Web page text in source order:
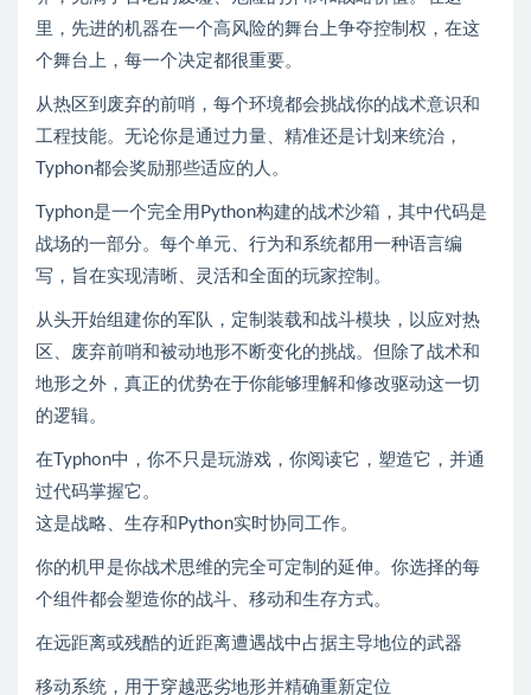
里，先进的机器在一个高风险的舞台上争夺控制权，在这
个舞台上，每一个决定都很重要。
从热区到废弃的前哨，每个环境都会挑战你的战术意识和
工程技能。无论你是通过力量、精准还是计划来统治，
Typhon都会奖励那些适应的人。
Typhon是一个完全用Python构建的战术沙箱，其中代码是
战场的一部分。每个单元、行为和系统都用一种语言编
写，旨在实现清晰、灵活和全面的玩家控制。
从头开始组建你的军队，定制装载和战斗模块，以应对热
区、废弃前哨和被动地形不断变化的挑战。但除了战术和
地形之外，真正的优势在于你能够理解和修改驱动这一切
的逻辑。
在Typhon中，你不只是玩游戏，你阅读它，塑造它，并通
过代码掌握它。
这是战略、生存和Python实时协同工作。
你的机甲是你战术思维的完全可定制的延伸。你选择的每
个组件都会塑造你的战斗、移动和生存方式。
在远距离或残酷的近距离遭遇战中占据主导地位的武器
移动系统，用于穿越恶劣地形并精确重新定位